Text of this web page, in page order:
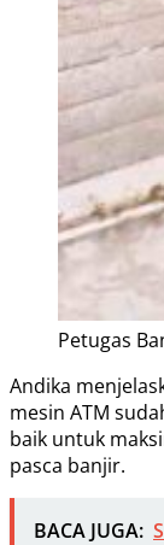
Petugas
Andika
mesin ATM
baik untuk
pasca banjir.
BACA JUGA: